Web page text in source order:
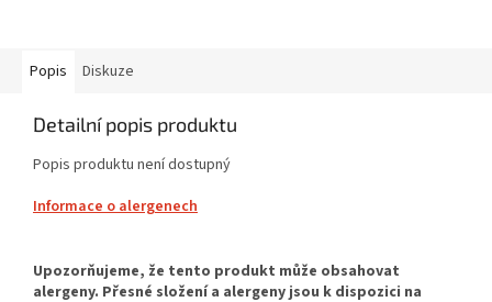
Popis Diskuze
Detailní popis produktu
Popis produktu není dostupný
Informace o alergenech